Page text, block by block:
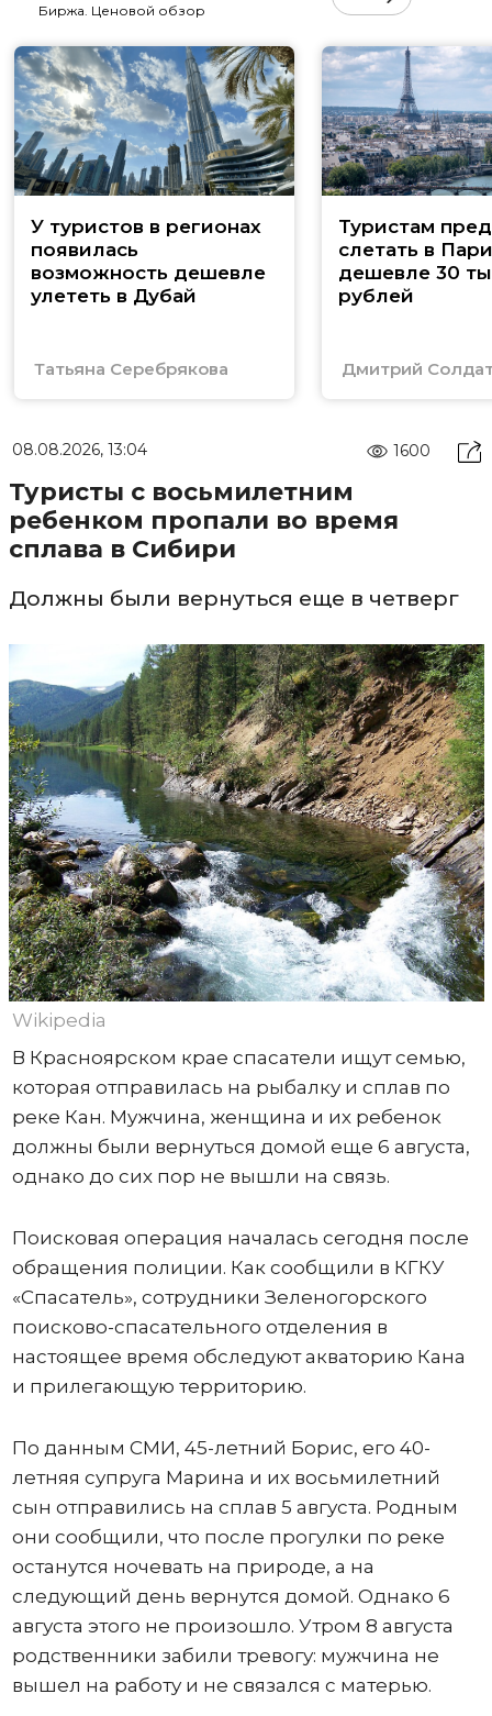
Биржа. Ценовой обзор
У туристов в регионах
появилась
возможность дешевле
улететь в Дубай
Татьяна Серебрякова
Туристам
слетать в
дешевле 30
рублей
Дмитрий
08.08.2026, 13:04 1600
Туристы с восьмилетним
ребенком пропали во время
сплава в Сибири
Должны были вернуться еще в четверг
Wikipedia
В Красноярском крае спасатели ищут семью,
которая отправилась на рыбалку и сплав по
реке Кан. Мужчина, женщина и их ребенок
должны были вернуться домой еще 6 августа,
однако до сих пор не вышли на связь.
Поисковая операция началась сегодня после
обращения полиции. Как сообщили в КГКУ
«Спасатель», сотрудники Зеленогорского
поисково-спасательного отделения в
настоящее время обследуют акваторию Кана
и прилегающую территорию.
По данным СМИ, 45-летний Борис, его 40-
летняя супруга Марина и их восьмилетний
сын отправились на сплав 5 августа. Родным
они сообщили, что после прогулки по реке
останутся ночевать на природе, а на
следующий день вернутся домой. Однако 6
августа этого не произошло. Утром 8 августа
родственники забили тревогу: мужчина не
вышел на работу и не связался с матерью.